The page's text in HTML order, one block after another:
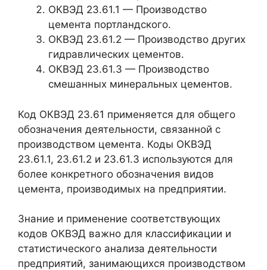
ОКВЭД 23.61.1 — Производство
цемента портландского.
ОКВЭД 23.61.2 — Производство других
гидравлических цементов.
ОКВЭД 23.61.3 — Производство
смешанных минеральных цементов.
Код ОКВЭД 23.61 применяется для общего
обозначения деятельности, связанной с
производством цемента. Коды ОКВЭД
23.61.1, 23.61.2 и 23.61.3 используются для
более конкретного обозначения видов
цемента, производимых на предприятии.
Знание и применение соответствующих
кодов ОКВЭД важно для классификации и
статистического анализа деятельности
предприятий, занимающихся производством